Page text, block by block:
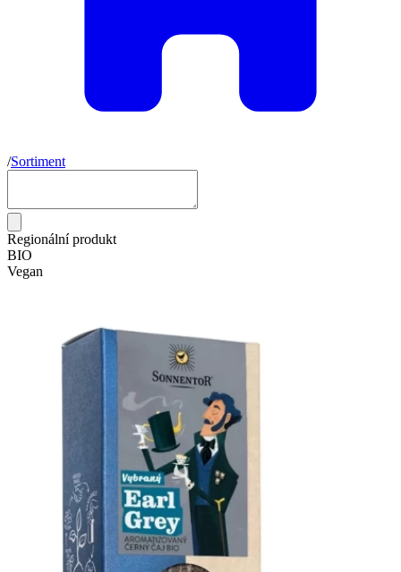
/Sortiment
Regionální produkt
BIO
Vegan